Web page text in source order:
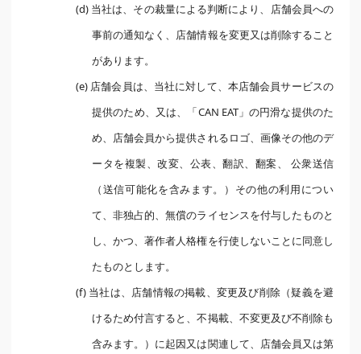
(d) 当社は、その裁量による判断により、店舗会員への
事前の通知なく、店舗情報を変更又は削除すること
があります。
(e) 店舗会員は、当社に対して、本店舗会員サービスの
提供のため、又は、「CAN EAT」の円滑な提供のた
め、店舗会員から提供されるロゴ、画像その他のデ
ータを複製、改変、公表、翻訳、翻案、 公衆送信
（送信可能化を含みます。）その他の利用につい
て、非独占的、無償のライセンスを付与したものと
し、かつ、著作者人格権を行使しないことに同意し
たものとします。
(f) 当社は、店舗情報の掲載、変更及び削除（疑義を避
けるため付言すると、不掲載、不変更及び不削除も
含みます。）に起因又は関連して、店舗会員又は第